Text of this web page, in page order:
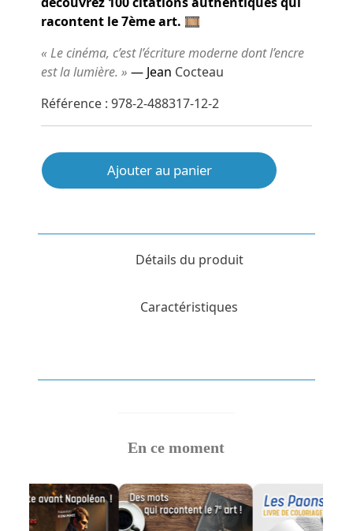
racontent le 7ème art. 🎞️
« Le cinéma, c’est l’écriture moderne dont l’encre
est la lumière. » — Jean Cocteau
Référence : 978-2-488317-12-2
Ajouter au panier
Détails du produit
Caractéristiques
En ce moment